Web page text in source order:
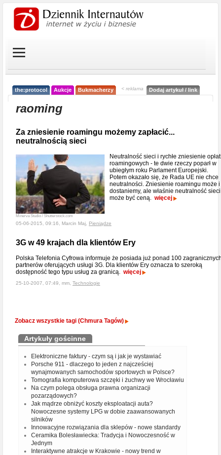
the:protocol Aukcje Bukmacherzy < reklama Dodaj artykuł / link
raoming
Za zniesienie roamingu możemy zapłacić...
neutralnością sieci
Minerva Studio / Shutterstock.com
Neutralność sieci i rychłe zniesienie opłat
roamingowych - te dwie rzeczy poparł w
ubiegłym roku Parlament Europejski.
Potem okazało się, że Rada UE nie chce
neutralności. Zniesienie roamingu może i
dostaniemy, ale właśnie neutralność sieci
może być ceną. więcej
05-06-2015, 09:16, Marcin Maj, Pieniądze
3G w 49 krajach dla klientów Ery
Polska Telefonia Cyfrowa informuje że posiada już ponad 100
partnerów oferujących usługi 3G. Dla klientów Ery oznacza to szeroką
dostępność tego typu usług za granicą. więcej
25-10-2007, 07:49, mm, Technologie
Zobacz wszystkie tagi (Chmura Tagów)
Artykuły gościnne
Elektroniczne faktury - czym są i jak je wystawiać
Porsche 911 - dlaczego to jeden z najcześciej
wynajmowanych samochodów sportowych w Polsce?
Tomografia komputerowa szczęki i żuchwy we Wrocławiu
Na czym polega obsługa prawna organizacji
pozarządowych?
Jak mądrze obniżyć koszty eksploatacji auta?
Nowoczesne systemy LPG w dobie zaawansowanych
silników
Innowacyjne rozwiązania dla sklepów - nowe standardy
Ceramika Bolesławiecka: Tradycja i Nowoczesność w
Jednym
Interaktywne atrakcje w Krakowie - nowy trend w